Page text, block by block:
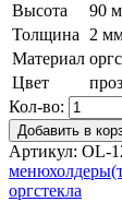
Высота
90
Толщина
2
Материал
Цвет
Кол-во:
Добавить в
Артикул: OL-
оргстекла